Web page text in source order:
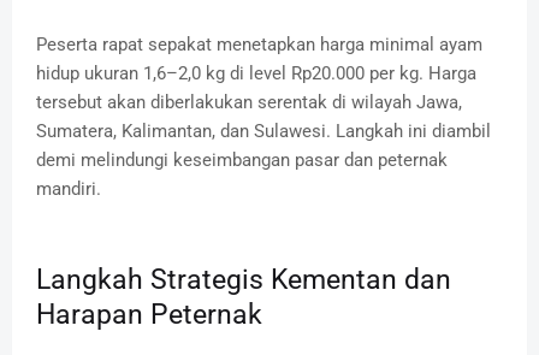
Peserta rapat sepakat menetapkan harga minimal ayam
hidup ukuran 1,6–2,0 kg di level Rp20.000 per kg. Harga
tersebut akan diberlakukan serentak di wilayah Jawa,
Sumatera, Kalimantan, dan Sulawesi. Langkah ini diambil
demi melindungi keseimbangan pasar dan peternak
mandiri.
Langkah Strategis Kementan dan
Harapan Peternak